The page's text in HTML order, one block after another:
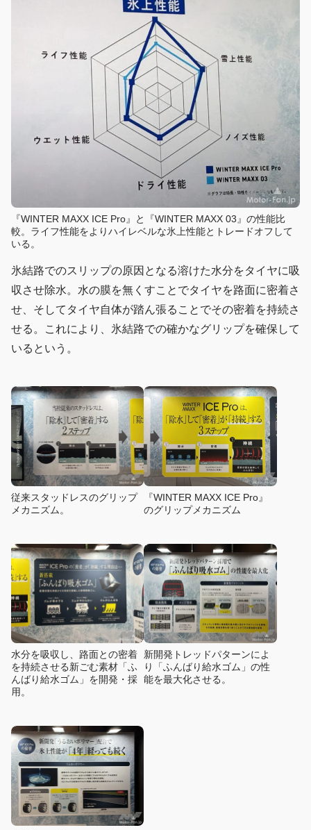
『WINTER MAXX ICE Pro』と『WINTER MAXX 03』の性能比
較。ライフ性能をよりハイレベルな氷上性能とトレードオフして
いる。
氷結路でのスリップの原因となる溶けた水分をタイヤに吸
収させ除水。水の膜を無くすことでタイヤを路面に密着さ
せ、そしてタイヤ自体が踏ん張ることでその密着を持続さ
せる。これにより、氷結路での確かなグリップを確保して
いるという。
従来スタッドレスのグリップ
メカニズム。
『WINTER MAXX ICE Pro』
のグリップメカニズム
水分を吸収し、路面との密着
を持続させる新ごむ素材「ふ
んばり給水ゴム」を開発・採
用。
新開発トレッドパターンによ
り「ふんばり給水ゴム」の性
能を最大化させる。